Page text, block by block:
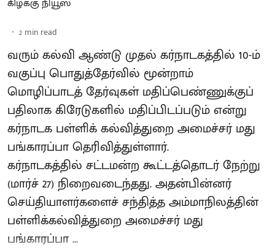
2 min read
வரும் கல்வி ஆண்டு முதல் கர்நாடகத்தில் 10-ம்
வகுப்பு பொதுத்தேர்வில் மூன்றாம்
மொழிப்பாடத் தேர்வுகள் மதிப்பெண்ணுக்குப்
பதிலாக கிரேடுகளில் மதிப்பிடப்படும் என்று
கர்நாடக பள்ளிக் கல்வித்துறை அமைச்சர் மது
பங்காரப்பா தெரிவித்துள்ளார்.
கர்நாடகத்தில் சட்டமன்ற கூட்டத்தொடர் நேற்று
(மார்ச் 27) நிறைவடைந்தது. அதன்பின்னர்
செய்தியாளர்களைச் சந்தித்த அம்மாநிலத்தின்
பள்ளிக்கல்வித்துறை அமைச்சர் மது
பங்காரப்பா ...